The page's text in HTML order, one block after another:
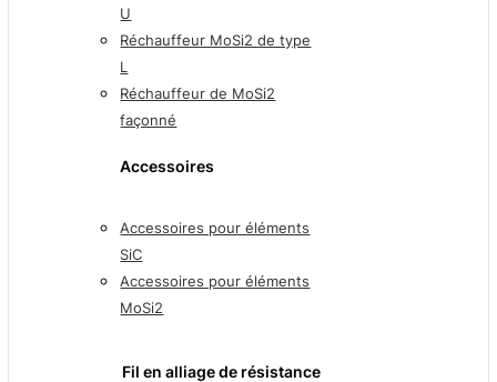
U
Réchauffeur MoSi2 de type
L
Réchauffeur de MoSi2
façonné
Accessoires
Accessoires pour éléments
SiC
Accessoires pour éléments
MoSi2
Fil en alliage de résistance